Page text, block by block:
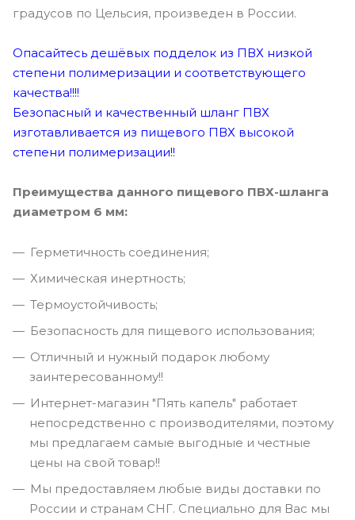
градусов по Цельсия, произведен в России.
Опасайтесь дешёвых подделок из ПВХ низкой
степени полимеризации и соответствующего
качества!!!!
Безопасный и качественный шланг ПВХ
изготавливается из пищевого ПВХ высокой
степени полимеризации!!
Преимущества данного пищевого ПВХ-шланга
диаметром 6 мм:
Герметичность соединения;
Химическая инертность;
Термоустойчивость;
Безопасность для пищевого использования;
Отличный и нужный подарок любому
заинтересованному!!
Интернет-магазин "Пять капель" работает
непосредственно с производителями, поэтому
мы предлагаем самые выгодные и честные
цены на свой товар!!
Мы предоставляем любые виды доставки по
России и странам СНГ. Специально для Вас мы